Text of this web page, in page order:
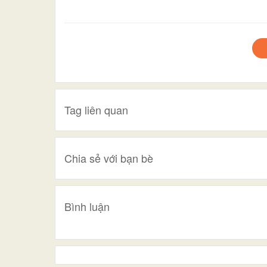
Tag liên quan
Chia sẻ với bạn bè
Bình luận